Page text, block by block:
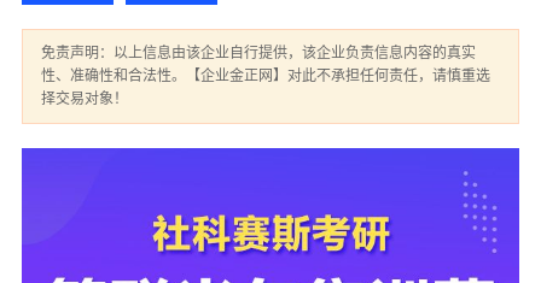
免责声明：以上信息由该企业自行提供，该企业负责信息内容的真实
性、准确性和合法性。【企业金正网】对此不承担任何责任，请慎重选
择交易对象！